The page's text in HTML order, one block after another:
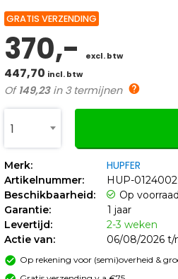
GRATIS VERZENDING
370,- excl. btw
447,70 incl. btw
Of 149,23in 3 termijnen
1
Merk: HUPFER
Artikelnummer:
HUP-0124002
Beschikbaarheid:
Op voorraad
Garantie:
1 jaar
Levertijd:
2-3 weken
Actie van:
06/08/2026 t/
Op rekening voor (semi)overheid &